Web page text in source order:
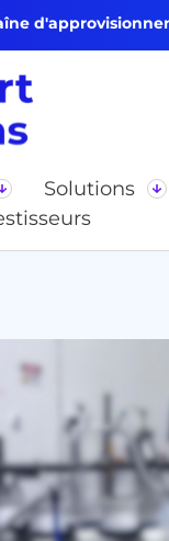
Solutions